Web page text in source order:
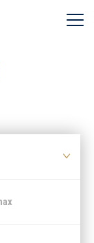
Ouvrir le menu